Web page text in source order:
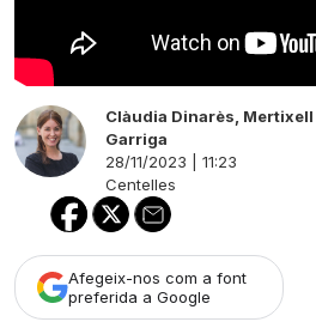
Clàudia Dinarès Mertixell
Garriga
28/11/2023 | 11:23
Centelles
Afegeix-nos com a font
preferida a Google